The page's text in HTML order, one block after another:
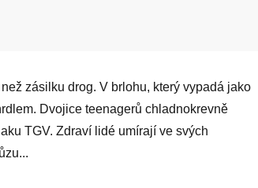
zásilku drog. V brlohu, který vypadá jako
Dvojice teenagerů chladnokrevně
TGV. Zdraví lidé umírají ve svých